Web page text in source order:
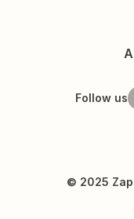
Follow us
© 2025